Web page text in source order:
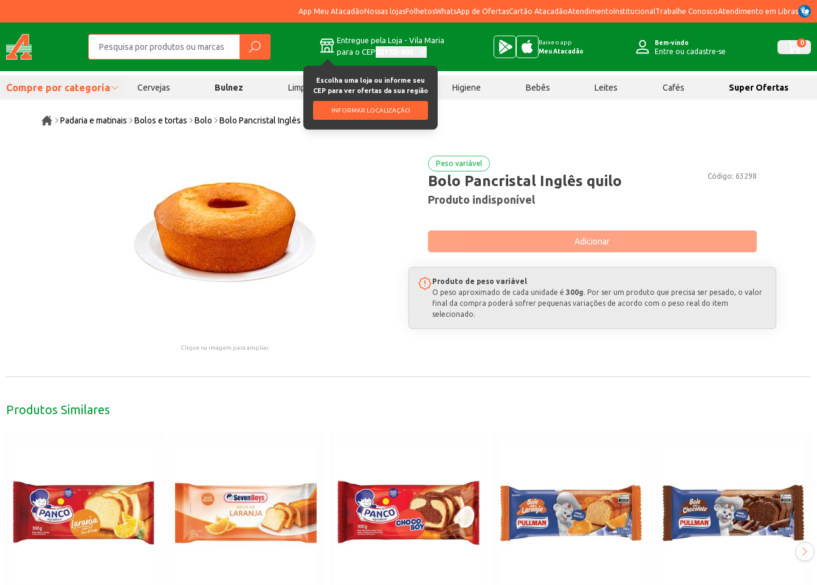
App Meu AtacadãoNossas lojasFolhetosWhatsApp de OfertasCartão AtacadãoAtendimentoInstitucional Trabalhe ConoscoAtendimento em Libras
Entregue pela Loja - Vila Maria
para o CEP
Escolha uma loja ou informe seu
CEP para ver ofertas da sua região
INFORMAR LOCALIZAÇÃO
Baixe o app
Meu Atacadão
Bem-vindo
Entre ou cadastre-se
0
Compre por categoria Cervejas Bulnez Limpeza Chocolates Higiene Bebês Leites Cafés Super Ofertas
Padaria e matinais Bolos e tortas Bolo Bolo Pancristal Inglês quilo
Clique na imagem para ampliar.
Peso variável
Código: 63298
Bolo Pancristal Inglês quilo
Produto indisponível
Adicionar
Produto de peso variável
O peso aproximado de cada unidade é 300g. Por ser um produto que precisa ser pesado, o valor
final da compra poderá sofrer pequenas variações de acordo com o peso real do item
selecionado.
Produtos Similares